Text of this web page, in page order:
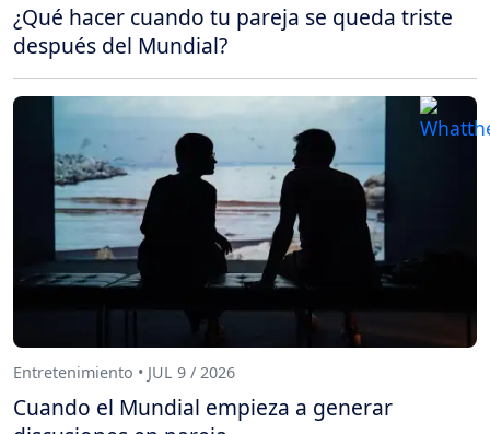
¿Qué hacer cuando tu pareja se queda triste
después del Mundial?
Entretenimiento • JUL 9 / 2026
Cuando el Mundial empieza a generar